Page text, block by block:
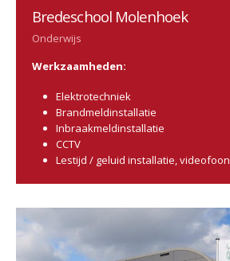
Bredeschool Molenhoek
Onderwijs
Werkzaamheden:
Elektrotechniek
Brandmeldinstallatie
Inbraakmeldinstallatie
CCTV
Lestijd / geluid installatie, videofoon